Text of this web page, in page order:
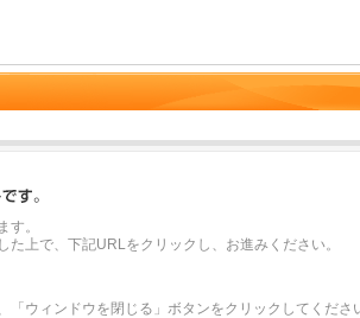
す。
た上で、下記URLをクリックし、お進みください。
「ウィンドウを閉じる」ボタンをクリックしてくださ